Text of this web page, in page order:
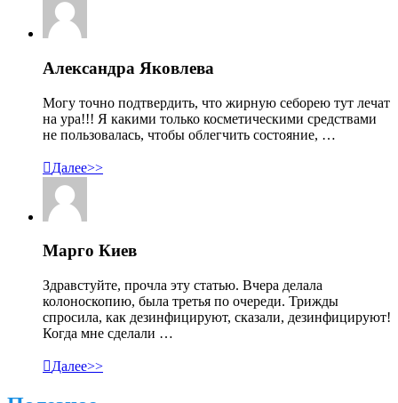
Александра Яковлева
Могу точно подтвердить, что жирную себорею тут лечат
на ура!!! Я какими только косметическими средствами
не пользовалась, чтобы облегчить состояние, …
Далее>>
Марго Киев
Здравстуйте, прочла эту статью. Вчера делала
колоноскопию, была третья по очереди. Трижды
спросила, как дезинфицируют, сказали, дезинфицируют!
Когда мне сделали …
Далее>>